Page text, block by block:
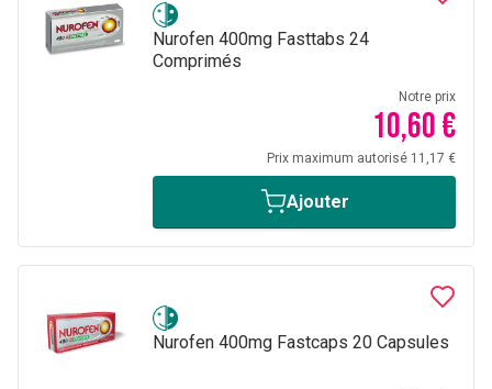
Nurofen 400mg Fasttabs 24
Comprimés
Notre prix
10,60 €
Prix maximum autorisé 11,17 €
Ajouter
Nurofen 400mg Fastcaps 20 Capsules